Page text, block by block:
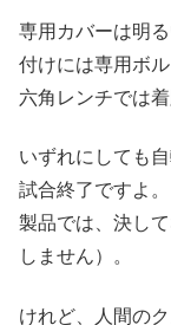
専用カバーは明
付けには専用ボ
六角レンチでは
いずれにしても
試合終了ですよ
製品では、決し
しません）。
けれど、人間の